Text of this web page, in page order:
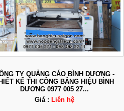
TY QUẢNG CÁO BÌNH DƯƠNG -
KẾ THI CÔNG BẢNG HIỆU BÌNH
DƯƠNG 0977 005 27...
Giá : Liên hệ